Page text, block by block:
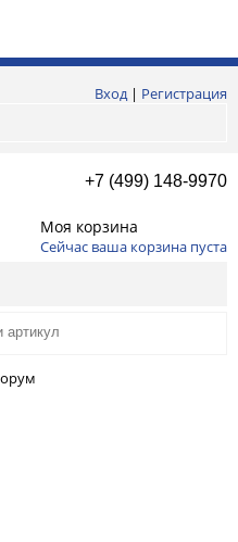
Вход| Регистрация
+7 (499) 148-9970
Моя корзина
Сейчас ваша корзина пуста